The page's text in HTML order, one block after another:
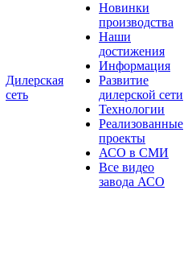
Дилерская
сеть
Новинки
производства
Наши
достижения
Информация
Развитие
дилерской сети
Технологии
Реализованные
проекты
АСО в СМИ
Все видео
завода АСО